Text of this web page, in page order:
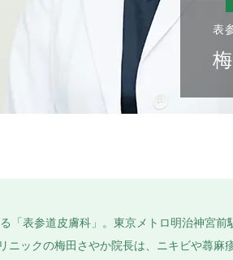
表
表参道皮膚科」。東京メトロ明治神宮
ックの梅田さやか院長は、ニキビや蕁麻